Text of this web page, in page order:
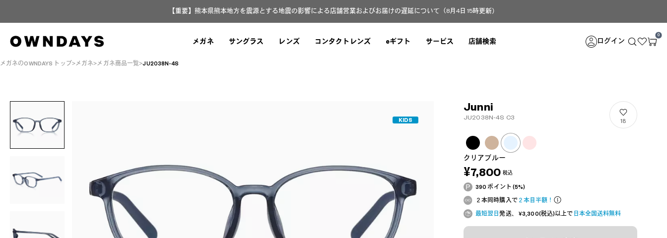
【重要】熊本県熊本地方を震源とする地震の影響による店舗営業およびお届けの遅延について（8月4日 15時更新）
メガネ サングラス レンズ コンタクトレンズ eギフト サービス 店舗検索 ログイン
0
メガネのOWNDAYS トップ メガネ メガネ商品一覧 JU2038N-4S
KIDS
Junni
JU2038N-4S C3
18
クリアブルー
¥7,800 税込
390 ポイント (5%)
２本同時購入で２本目半額！
最短翌日発送、 ¥3,300(税込)以上で 日本全国送料無料